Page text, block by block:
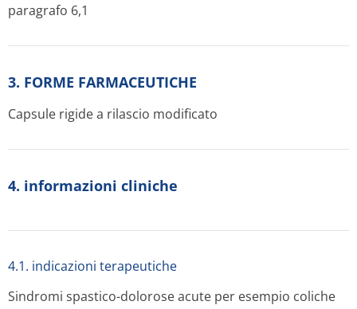
paragrafo 6,1
3. FORME FARMACEUTICHE
Capsule rigide a rilascio modificato
4. informazioni cliniche
4.1. indicazioni terapeutiche
Sindromi spastico-dolorose acute per esempio coliche